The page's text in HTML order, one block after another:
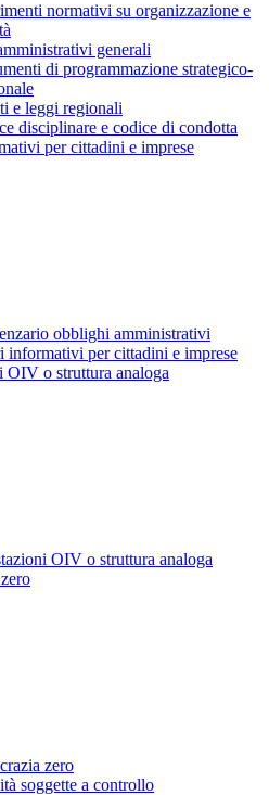
normativi su organizzazione e
generali
di programmazione strategico-
e leggi regionali
disciplinare e codice di condotta
per cittadini e imprese
obblighi amministrativi
informativi per cittadini e imprese
OIV o struttura analoga
OIV o struttura analoga
zero
soggette a controllo